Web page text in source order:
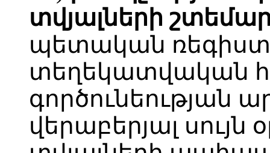
տվյալների
պետական
տեղեկատվական
գործունեության
վերաբերյալ